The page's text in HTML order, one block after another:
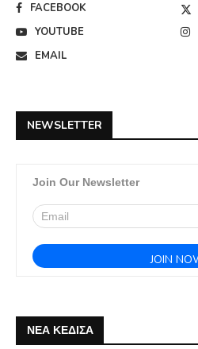
FACEBOOK
YOUTUBE
EMAIL
NEWSLETTER
Join Our Newsletter
ΝΕΑ ΚΕΔΙΣΑ